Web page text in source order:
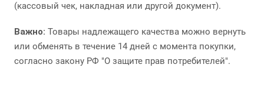
(кассовый чек, накладная или другой документ).
Важно: Товары надлежащего качества можно вернуть
или обменять в течение 14 дней с момента покупки,
согласно закону РФ "О защите прав потребителей".